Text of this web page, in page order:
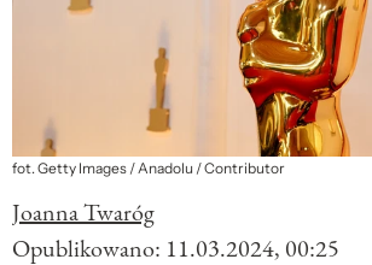
fot. Getty Images / Anadolu / Contributor
Joanna Twaróg
Opublikowano: 11.03.2024, 00:25